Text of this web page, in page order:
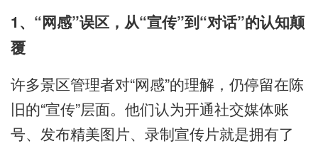
1、“网感”误区，从“宣传”到“对话”的认知颠
覆
许多景区管理者对“网感”的理解，仍停留在陈
旧的“宣传”层面。他们认为开通社交媒体账
号、发布精美图片、录制宣传片就是拥有了